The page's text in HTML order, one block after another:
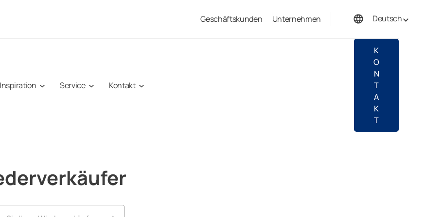
Geschäftskunden Unternehmen
Deutsch
Inspiration Service Kontakt
K
O
N
T
A
K
T